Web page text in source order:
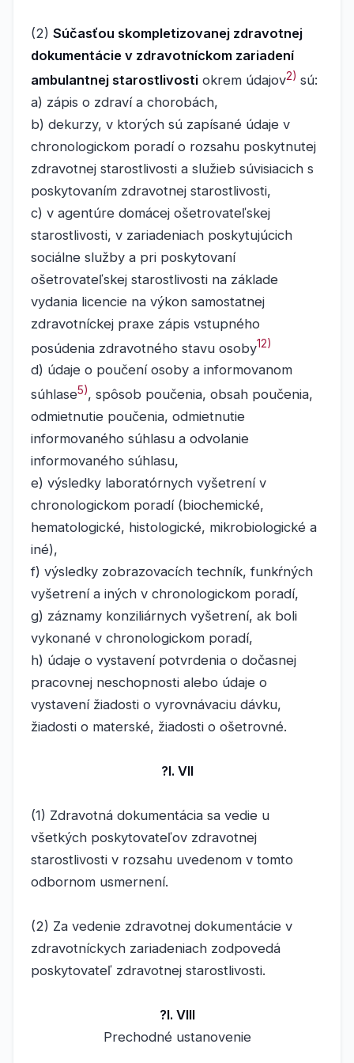
(2) Súčasťou skompletizovanej zdravotnej
dokumentácie v zdravotníckom zariadení
ambulantnej starostlivosti okrem údajov2) sú:
a) zápis o zdraví a chorobách,
b) dekurzy, v ktorých sú zapísané údaje v
chronologickom poradí o rozsahu poskytnutej
zdravotnej starostlivosti a služieb súvisiacich s
poskytovaním zdravotnej starostlivosti,
c) v agentúre domácej ošetrovateľskej
starostlivosti, v zariadeniach poskytujúcich
sociálne služby a pri poskytovaní
ošetrovateľskej starostlivosti na základe
vydania licencie na výkon samostatnej
zdravotníckej praxe zápis vstupného
posúdenia zdravotného stavu osoby12)
d) údaje o poučení osoby a informovanom
súhlase5), spôsob poučenia, obsah poučenia,
odmietnutie poučenia, odmietnutie
informovaného súhlasu a odvolanie
informovaného súhlasu,
e) výsledky laboratórnych vyšetrení v
chronologickom poradí (biochemické,
hematologické, histologické, mikrobiologické a
iné),
f) výsledky zobrazovacích techník, funkŕných
vyšetrení a iných v chronologickom poradí,
g) záznamy konziliárnych vyšetrení, ak boli
vykonané v chronologickom poradí,
h) údaje o vystavení potvrdenia o dočasnej
pracovnej neschopnosti alebo údaje o
vystavení žiadosti o vyrovnávaciu dávku,
žiadosti o materské, žiadosti o ošetrovné.
?l. VII
(1) Zdravotná dokumentácia sa vedie u
všetkých poskytovateľov zdravotnej
starostlivosti v rozsahu uvedenom v tomto
odbornom usmernení.
(2) Za vedenie zdravotnej dokumentácie v
zdravotníckych zariadeniach zodpovedá
poskytovateľ zdravotnej starostlivosti.
?l. VIII
Prechodné ustanovenie